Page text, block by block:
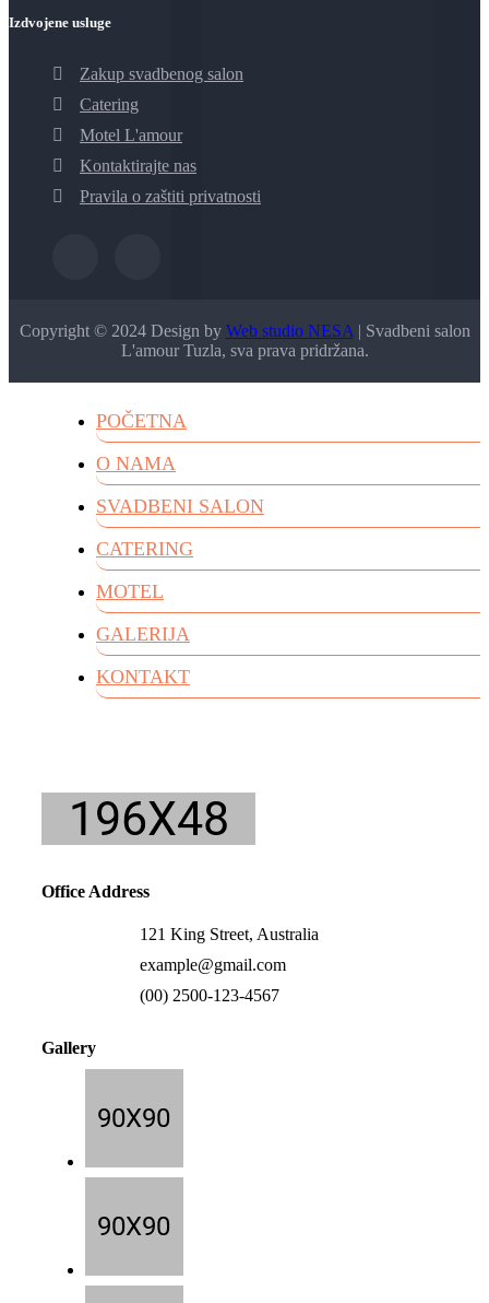
Izdvojene usluge
Zakup svadbenog salon
Catering
Motel L'amour
Kontaktirajte nas
Pravila o zaštiti privatnosti
Copyright © 2024 Design by Web studio NESA | Svadbeni salon
L'amour Tuzla, sva prava pridržana.
POČETNA
O NAMA
SVADBENI SALON
CATERING
MOTEL
GALERIJA
KONTAKT
Office Address
121 King Street, Australia
example@gmail.com
(00) 2500-123-4567
Gallery